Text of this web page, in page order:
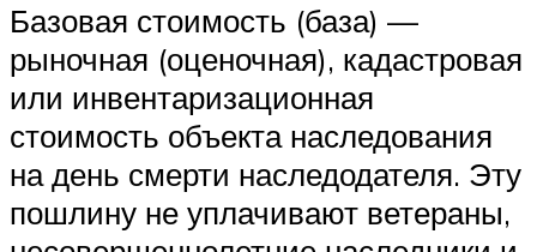
Базовая стоимость (база) —
рыночная (оценочная), кадастровая
или инвентаризационная
стоимость объекта наследования
на день смерти наследодателя. Эту
пошлину не уплачивают ветераны,